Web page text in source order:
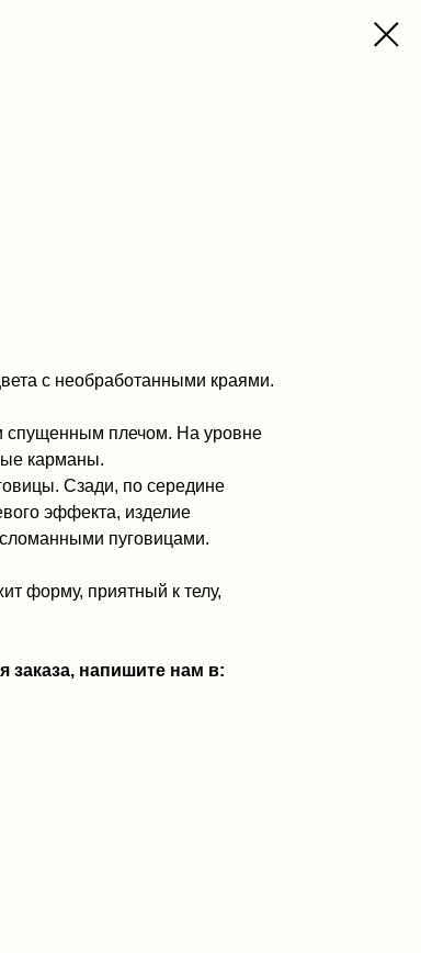
с необработанными краями.
спущенным плечом. На уровне
карманы.
Сзади, по середине
эффекта, изделие
пуговицами.
форму, приятный к телу,
заказа, напишите нам в: